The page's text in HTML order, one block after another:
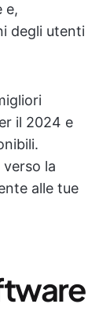
e,
degli utenti
il 2024 e
la
alle tue